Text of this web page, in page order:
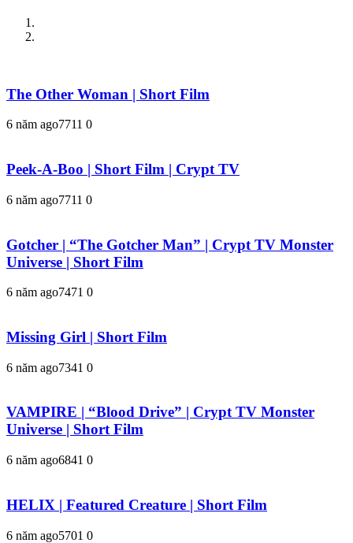
The Other Woman | Short Film
6 năm ago7711 0
Peek-A-Boo | Short Film | Crypt TV
6 năm ago7711 0
Gotcher | “The Gotcher Man” | Crypt TV Monster
Universe | Short Film
6 năm ago7471 0
Missing Girl | Short Film
6 năm ago7341 0
VAMPIRE | “Blood Drive” | Crypt TV Monster
Universe | Short Film
6 năm ago6841 0
HELIX | Featured Creature | Short Film
6 năm ago5701 0